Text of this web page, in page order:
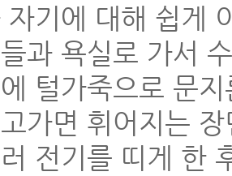
자기에 대해 쉽게
과 욕실로 가서
털가죽으로 문
가면 휘어지는
전기를 띠게 한